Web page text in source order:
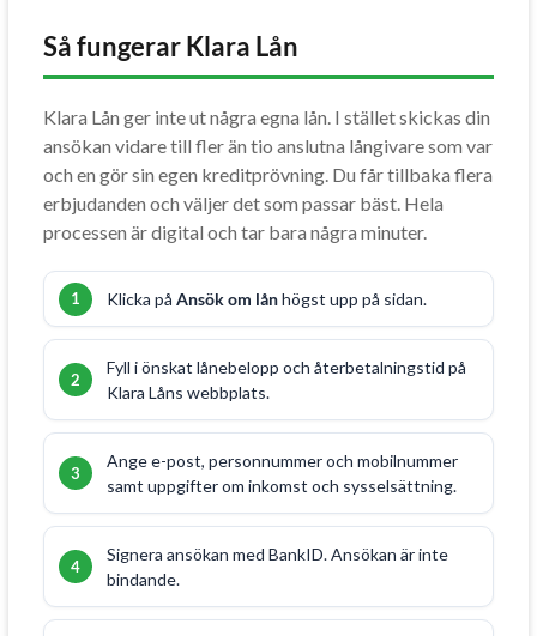
Så fungerar Klara Lån
Klara Lån ger inte ut några egna lån. I stället skickas din
ansökan vidare till fler än tio anslutna långivare som var
och en gör sin egen kreditprövning. Du får tillbaka flera
erbjudanden och väljer det som passar bäst. Hela
processen är digital och tar bara några minuter.
Klicka på Ansök om lånhögst upp på sidan.
Fyll i önskat lånebelopp och återbetalningstid på
Klara Låns webbplats.
Ange e-post, personnummer och mobilnummer
samt uppgifter om inkomst och sysselsättning.
Signera ansökan med BankID. Ansökan är inte
bindande.